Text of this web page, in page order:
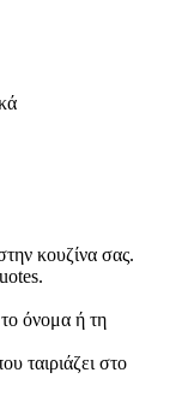
κουζίνα σας.
όνομα ή τη
ταιριάζει στο